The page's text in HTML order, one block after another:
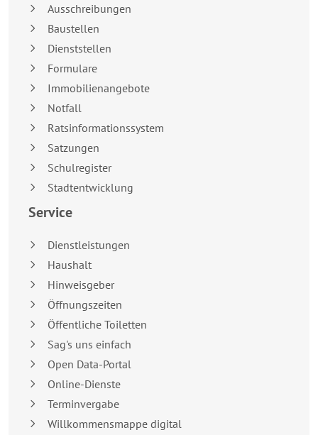
Ausschreibungen
Baustellen
Dienststellen
Formulare
Immobilienangebote
Notfall
Ratsinformationssystem
Satzungen
Schulregister
Stadtentwicklung
Service
Dienstleistungen
Haushalt
Hinweisgeber
Öffnungszeiten
Öffentliche Toiletten
Sag's uns einfach
Open Data-Portal
Online-Dienste
Terminvergabe
Willkommensmappe digital